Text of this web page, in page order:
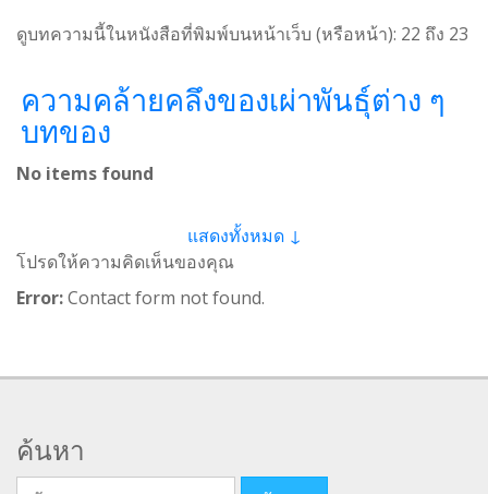
ดูบทความนี้ในหนังสือที่พิมพ์บนหน้าเว็บ (หรือหน้า): 22 ถึง 23
ความคล้ายคลึงของเผ่าพันธุ์ต่าง ๆ
บทของ
No items found
แสดงทั้งหมด ↓
โปรดให้ความคิดเห็นของคุณ
Error:Contact form not found.
ค้นหา